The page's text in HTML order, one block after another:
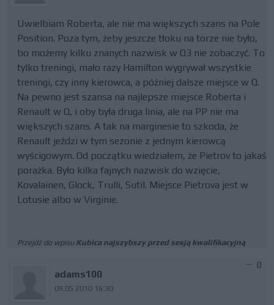
Uwielbiam Roberta, ale nie ma większych szans na Pole
Position. Poza tym, żeby jeszcze tłoku na torze nie było,
bo możemy kilku znanych nazwisk w Q3 nie zobaczyć. To
tylko treningi, mało razy Hamilton wygrywał wszystkie
treningi, czy inny kierowca, a później dalsze miejsce w Q.
Na pewno jest szansa na najlepsze miejsce Roberta i
Renault w Q, i oby była druga linia, ale na PP nie ma
większych szans. A tak na marginesie to szkoda, że
Renault jeździ w tym sezonie z jednym kierowcą
wyścigowym. Od początku wiedziałem, że Pietrov to jakaś
porażka. Było kilka fajnych nazwisk do wzięcie,
Kovalainen, Glock, Trulli, Sutil. Miejsce Pietrova jest w
Lotusie albo w Virginie.
Przejdź do wpisu Kubica najszybszy przed sesją kwalifikacyjną
adams100
09.05.2010 16:30
0